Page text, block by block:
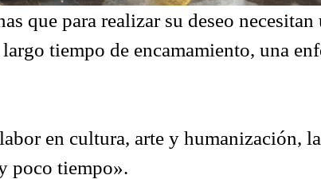
que para realizar su deseo
tiempo de encamamiento, una
en cultura, arte y humanización,
poco tiempo».